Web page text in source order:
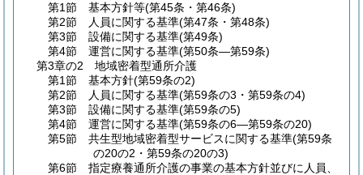
第1節
基本方針等(第45条・第46条)
第2節
人員に関する基準(第47条・第48条)
第3節
設備に関する基準(第49条)
第4節
運営に関する基準(第50条―第59条)
第3章の2
地域密着型通所介護
第1節
基本方針(第59条の2)
第2節
人員に関する基準(第59条の3・第59条の4)
第3節
設備に関する基準(第59条の5)
第4節
運営に関する基準(第59条の6―第59条の20)
第5節
共生型地域密着型サービスに関する基準(第59条
の20の2・第59条の20の3)
第6節
指定療養通所介護の事業の基本方針並びに人員、